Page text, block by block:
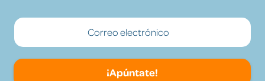
¡Apúntate!